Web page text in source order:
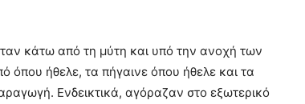
κάτω από τη μύτη και υπό την ανοχή των
όπου ήθελε, τα πήγαινε όπου ήθελε και τα
Ενδεικτικά, αγόραζαν στο εξωτερικό